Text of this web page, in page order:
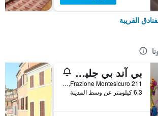
القريبة
بي آند بي جليسيني
Frazione Montesicuro 211, انكونا, مقاطعة أنكونا, إيطاليا
6.3 كيلومتر عن وسط المدينة